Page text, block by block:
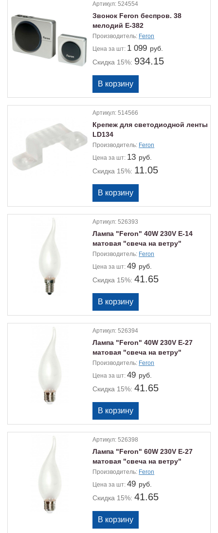
Артикул:524554
Звонок Feron беспров. 38
мелодий Е-382
Производитель: Feron
Цена за шт: 1 099 руб.
Скидка 15%: 934.15
Артикул:514566
Крепеж для светодиодной ленты
LD134
Производитель: Feron
Цена за шт: 13 руб.
Скидка 15%: 11.05
Артикул:526393
Лампа "Feron" 40W 230V E-14
матовая "свеча на ветру"
Производитель: Feron
Цена за шт:49 руб.
Скидка 15%:41.65
Артикул:526394
Лампа "Feron" 40W 230V E-27
матовая "свеча на ветру"
Производитель: Feron
Цена за шт:49 руб.
Скидка 15%:41.65
Артикул:526398
Лампа "Feron" 60W 230V E-27
матовая "свеча на ветру"
Производитель: Feron
Цена за шт:49 руб.
Скидка 15%:41.65